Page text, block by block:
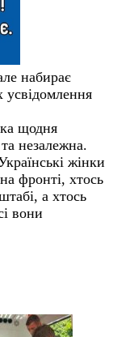
набирає
усвідомлення
щодня
незалежна.
жінки
фронті, хтось
а хтось
вони